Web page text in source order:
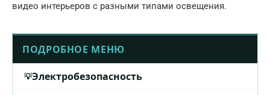
видео интерьеров с разными типами освещения.
ПОДРОБНОЕ МЕНЮ
Электробезопасность